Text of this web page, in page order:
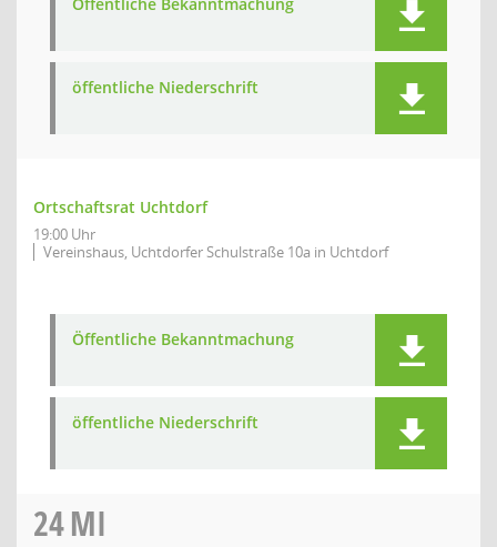
öffentliche Niederschrift
Ortschaftsrat Uchtdorf
19:00 Uhr
Vereinshaus, Uchtdorfer Schulstraße 10a in Uchtdorf
Öffentliche Bekanntmachung
öffentliche Niederschrift
24MI